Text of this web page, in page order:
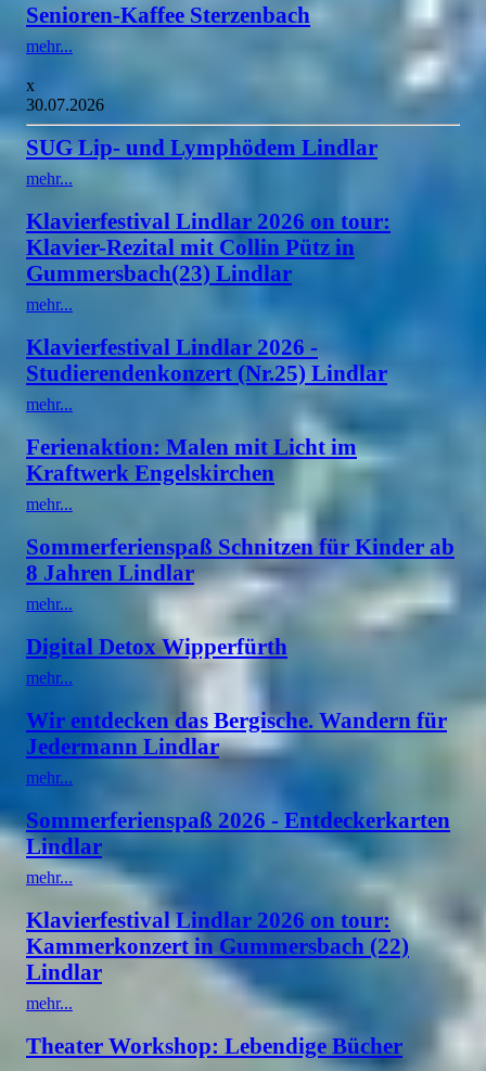
Senioren-Kaffee Sterzenbach
mehr...
x
30.07.2026
SUG Lip- und Lymphödem Lindlar
mehr...
Klavierfestival Lindlar 2026 on tour:
Klavier-Rezital mit Collin Pütz in
Gummersbach(23) Lindlar
mehr...
Klavierfestival Lindlar 2026 -
Studierendenkonzert (Nr.25) Lindlar
mehr...
Ferienaktion: Malen mit Licht im
Kraftwerk Engelskirchen
mehr...
Sommerferienspaß Schnitzen für Kinder ab
8 Jahren Lindlar
mehr...
Digital Detox Wipperfürth
mehr...
Wir entdecken das Bergische. Wandern für
Jedermann Lindlar
mehr...
Sommerferienspaß 2026 - Entdeckerkarten
Lindlar
mehr...
Klavierfestival Lindlar 2026 on tour:
Kammerkonzert in Gummersbach (22)
Lindlar
mehr...
Theater Workshop: Lebendige Bücher